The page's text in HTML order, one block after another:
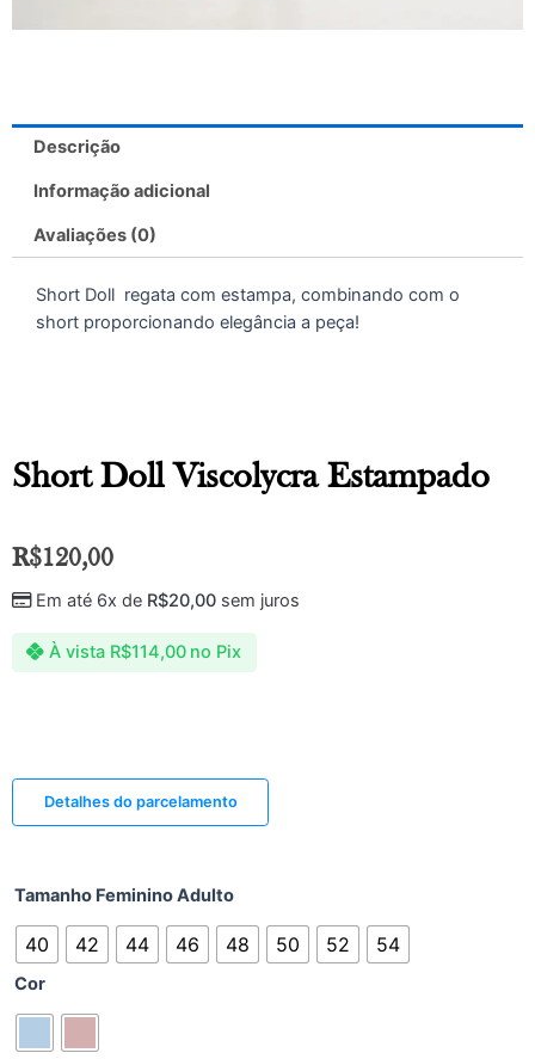
Descrição
Informação adicional
Avaliações (0)
Short Doll regata com estampa, combinando com o
short proporcionando elegância a peça!
Short Doll Viscolycra Estampado
R$120,00
À vista R$114,00 no Pix
Em até 6x de R$20,00sem juros
Detalhes do parcelamento
Tamanho Feminino Adulto
40 42 44 46 48 50 52 54
Cor